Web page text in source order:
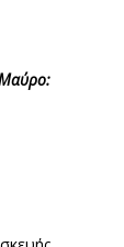
Μαύρο: